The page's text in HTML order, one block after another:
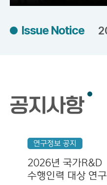
Issue Notice
공지사항
연구정보 공지
2026년 국가R&D
수행인력 대상 연구